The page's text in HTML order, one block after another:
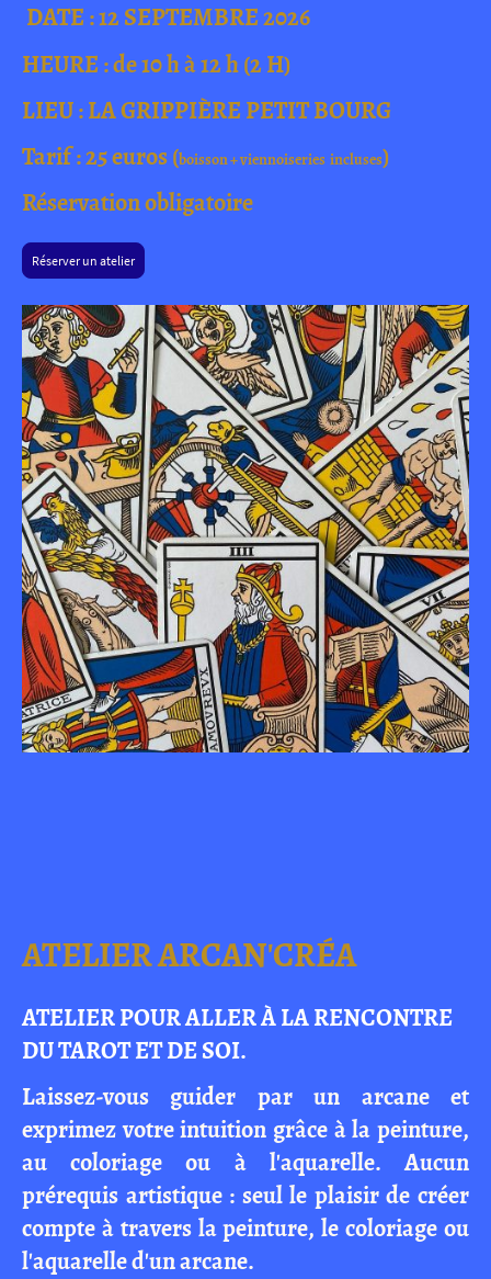
DATE : 12 SEPTEMBRE 2026
HEURE : de 10 h à 12 h (2 H)
LIEU : LA GRIPPIÈRE PETIT BOURG
Tarif : 25 euros (boisson + viennoiseries incluses)
Réservation obligatoire
Réserver un atelier
ATELIER ARCAN'CRÉA
ATELIER POUR ALLER À LA RENCONTRE
DU TAROT ET DE SOI.
Laissez-vous guider par un arcane et
exprimez votre intuition grâce à la peinture,
au coloriage ou à l'aquarelle. Aucun
prérequis artistique : seul le plaisir de créer
compte àtravers la peinture, le coloriage ou
l'aquarelle d'un arcane.